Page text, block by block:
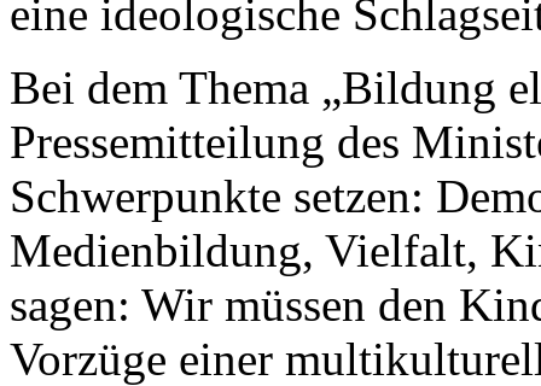
eine ideologische
Bei dem Thema „Bildung
Pressemitteilung des
Schwerpunkte setzen:
Medienbildung, Vielfalt,
sagen: Wir müssen den
Vorzüge einer